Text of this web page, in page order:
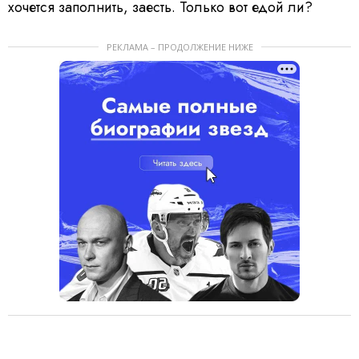
хочется заполнить, заесть. Только вот едой ли?
РЕКЛАМА – ПРОДОЛЖЕНИЕ НИЖЕ